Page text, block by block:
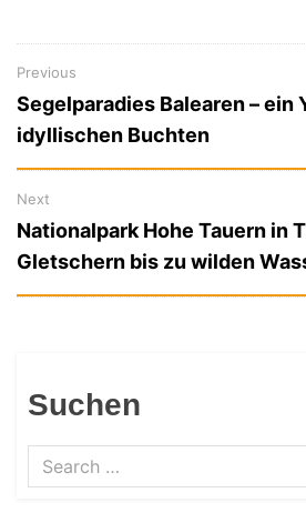
Beitragsnavigation
Previous
Previous
post:
Segelparadies Balearen – ein
idyllischen Buchten
Next
Next
post:
Nationalpark Hohe Tauern in
Gletschern bis zu wilden
Suchen
Search